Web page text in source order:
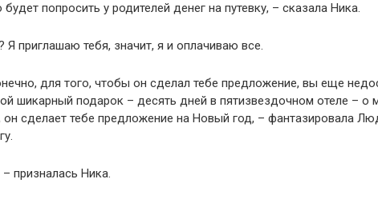
попросить у родителей денег на путевку, – сказала Ника.
приглашаю тебя, значит, я и оплачиваю все.
для того, чтобы он сделал тебе предложение, вы еще
шикарный подарок – десять дней в пятизвездочном отеле – о
сделает тебе предложение на Новый год, – фантазировала
призналась Ника.